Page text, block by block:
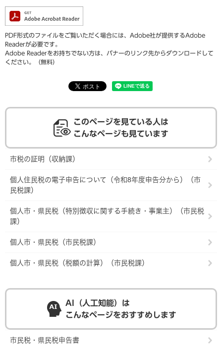
PDF形式のファイルをご覧いただく場合には、Adobe社が提供するAdobe
Readerが必要です。
Adobe Readerをお持ちでない方は、バナーのリンク先からダウンロードして
ください。（無料）
このページを見ている人は
こんなページも見ています
市税の証明（収納課）
個人住民税の電子申告について（令和8年度申告分から）（市
民税課）
個人市・県民税（特別徴収に関する手続き・事業主）（市民税
課）
個人市・県民税（市民税課）
個人市・県民税（税額の計算）（市民税課）
AI（人工知能）は
こんなページをおすすめします
市民税・県民税申告書